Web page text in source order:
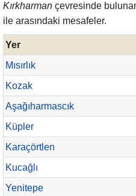
Kırkharman çevresinde
ile arasındaki mesafeler.
Yer
Mısırlık
Kozak
Aşağıharmascık
Küpler
Karaçörtlen
Kucağlı
Yenitepe